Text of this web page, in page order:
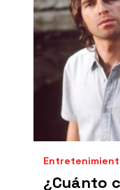
¿Cuánto